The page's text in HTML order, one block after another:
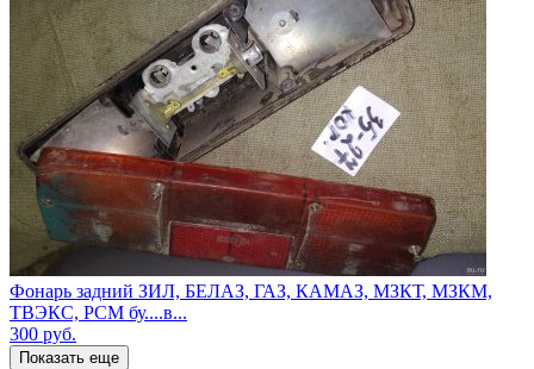
Фонарь задний ЗИЛ, БЕЛАЗ, ГАЗ, КАМАЗ, МЗКТ, МЗКМ,
ТВЭКС, РСМ бу....в...
300 руб.
Показать еще